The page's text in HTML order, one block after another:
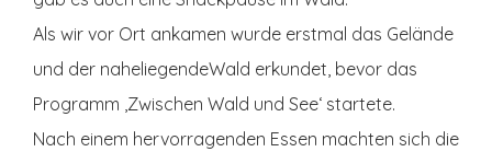
Als wir vor Ort ankamen wurde erstmal das Gelände
und der naheliegendeWald erkundet, bevor das
Programm ‚Zwischen Wald und See‘ startete.
Nach einem hervorragenden Essen machten sich die